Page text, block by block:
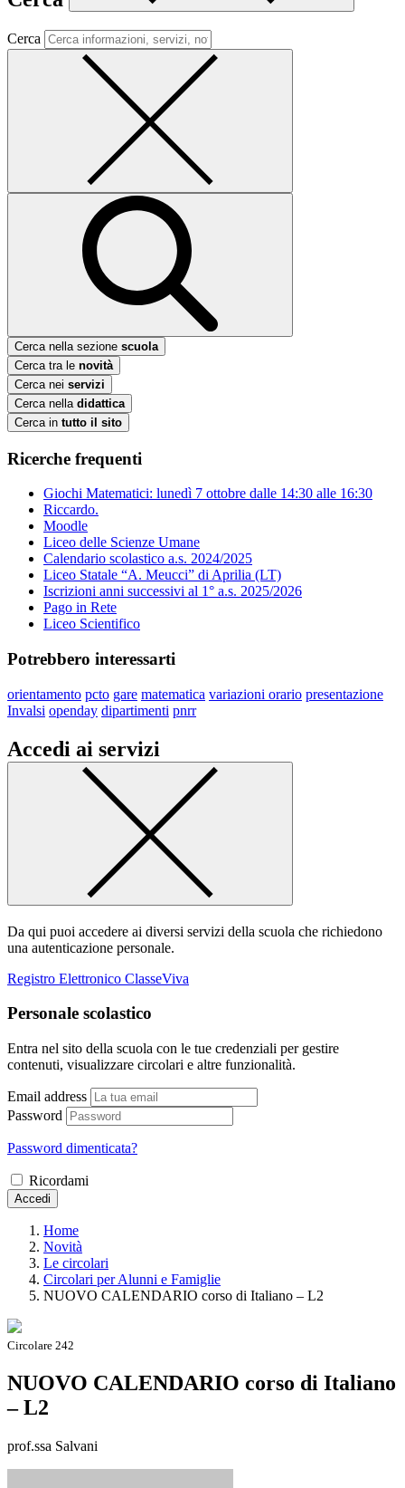
Cerca
Cerca nella sezione scuola
Cerca tra le novità
Cerca nei servizi
Cerca nella didattica
Cerca in tutto il sito
Ricerche frequenti
Giochi Matematici: lunedì 7 ottobre dalle 14:30 alle 16:30
Riccardo.
Moodle
Liceo delle Scienze Umane
Calendario scolastico a.s. 2024/2025
Liceo Statale “A. Meucci” di Aprilia (LT)
Iscrizioni anni successivi al 1° a.s. 2025/2026
Pago in Rete
Liceo Scientifico
Potrebbero interessarti
orientamento pcto gare matematica variazioni orario presentazione
Invalsi openday dipartimenti pnrr
Accedi ai servizi
Da qui puoi accedere ai diversi servizi della scuola che richiedono
una autenticazione personale.
Registro Elettronico ClasseViva
Personale scolastico
Entra nel sito della scuola con le tue credenziali per gestire
contenuti, visualizzare circolari e altre funzionalità.
Email address
Password
Password dimenticata?
Ricordami
Accedi
Home
Novità
Le circolari
Circolari per Alunni e Famiglie
NUOVO CALENDARIO corso di Italiano – L2
Circolare 242
NUOVO CALENDARIO corso di Italiano
– L2
prof.ssa Salvani